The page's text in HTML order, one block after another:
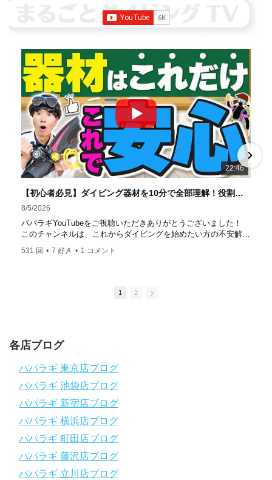
業の国内最大規模のスキューバダイビングスクール。 PADI
の初心者ダイビングライセンス認定実績。 常駐のプロイン
ストラクターは40名ほど。 【初心者からプロレベルま
で！】 年間ファンダイブ開催数は1,000本を超え、初心者の
方でも安心して潜れるような初心者向けツアーを毎週開催
中！ 2021年マリンダイビング大賞
「講習が上手なダ
イビングスクール」部門
「教え方がうまいインストラク
ター」部門
「国内ダイビングサービス伊豆半島エリア」
部門
「国内ダイビングガイド伊豆半島エリア」部門 4冠
達成！ ――――――――――――――――― パパラギダイ
ビングスクール 本店 神奈川県 藤沢市 南藤沢10-4
はコチラ
https://www.papalagi.co.jp/staticpages/index.php/work
22:46
【初心者必見】ダイビング器材を10分で全部理解！役割・使い方をやさしく解説
8/5/2026
パパラギYouTubeをご視聴いただきありがとうございました！
このチャンネルは、これからダイビングを始めたい方の不安解消
や悩みごとを解消するためのチャンネルです
ひとりでも多くの方に、素敵なダイビングライフを送っていただ
ダイビングのこんな情報を知りたいなどありましたらコメントを
～～～～～～～～～～～～～～～～～～～～～～～～～～～～
1986年創業！国内最大規模のスキューバダイビングスクール。
徹底した安全管理と、国内トップクラスの初心者ダイビングライ
センス認定実績。
～～～～～～～～～～～～～～～～～～～～～～～～～～～～
【スマホで見れるWebマニュアル！】
パパラギ公式LINEにご登録の上、メニューから「動画資料」を
タップ！
↓↓↓↓↓↓こちら
↓↓↓↓↓↓
https://www.papalagi.co.jp/lp/line_registration/.
531 回 • 7 好き • 1 コメント
1 2
各店ブログ
パパラギ 東京店ブログ
パパラギ 池袋店ブログ
パパラギ 新宿店ブログ
パパラギ 横浜店ブログ
パパラギ 町田店ブログ
パパラギ 藤沢店ブログ
パパラギ 立川店ブログ